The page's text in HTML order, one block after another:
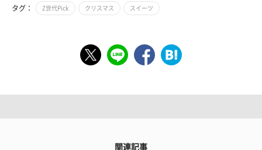
タグ： Z世代Pick クリスマス スイーツ
関連記事